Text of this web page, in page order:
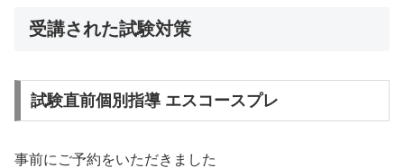
受講された試験対策
試験直前個別指導 エスコースプレ
事前にご予約をいただきました